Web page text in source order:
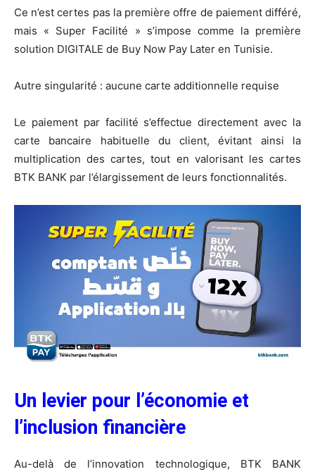
Ce n’est certes pas la première offre de paiement différé,
mais « Super Facilité » s’impose comme la première
solution DIGITALE de Buy Now Pay Later en Tunisie.
Autre singularité : aucune carte additionnelle requise
Le paiement par facilité s’effectue directement avec la
carte bancaire habituelle du client, évitant ainsi la
multiplication des cartes, tout en valorisant les cartes
BTK BANK par l’élargissement de leurs fonctionnalités.
Un levier pour l’économie et
l’inclusion financière
Au-delà de l’innovation technologique, BTK BANK